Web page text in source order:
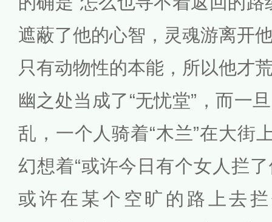
遮蔽了他的心智，灵魂游离开
只有动物性的本能，所以他才
幽之处当成了“无忧堂”，而一
乱，一个人骑着“木兰”在大街
幻想着“或许今日有个女人拦
或许在某个空旷的路上去